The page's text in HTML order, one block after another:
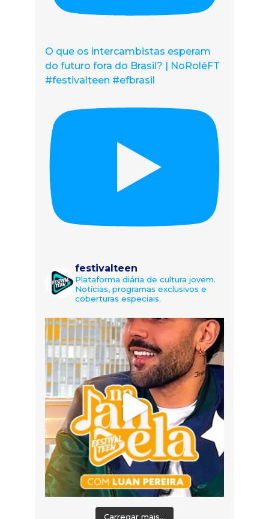
O que os intercambistas esperam
do futuro fora do Brasil? | NoRolêFT
#festivalteen #efbrasil
festivalteen
Plataforma diária de cultura jovem.
Notícias, programas exclusivos e
coberturas especiais.
Carregar mais...